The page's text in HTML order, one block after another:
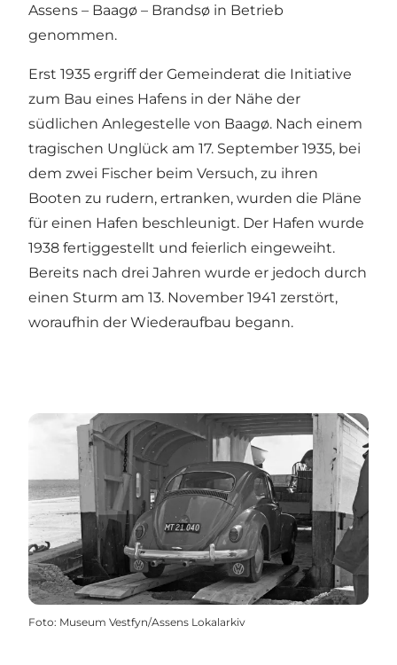
Assens – Baagø – Brandsø in Betrieb
genommen.
Erst 1935 ergriff der Gemeinderat die Initiative
zum Bau eines Hafens in der Nähe der
südlichen Anlegestelle von Baagø. Nach einem
tragischen Unglück am 17. September 1935, bei
dem zwei Fischer beim Versuch, zu ihren
Booten zu rudern, ertranken, wurden die Pläne
für einen Hafen beschleunigt. Der Hafen wurde
1938 fertiggestellt und feierlich eingeweiht.
Bereits nach drei Jahren wurde er jedoch durch
einen Sturm am 13. November 1941 zerstört,
woraufhin der Wiederaufbau begann.
Foto: Museum Vestfyn/Assens Lokalarkiv